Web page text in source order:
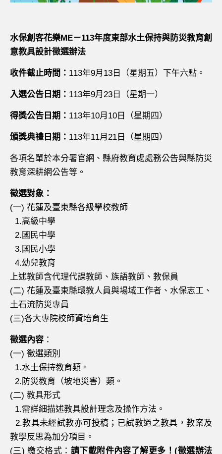
水保創客花樂ME－113年度東部水土保持與防災教育創
意教具設計徵選辦法
收件截止時間： 113年9月13日（星期五）下午六點。
入選公告日期： 113年9月23日（星期一）
得獎公告日期： 113年10月10日（星期四）
頒獎典禮日期： 113年11月21日（星期四）
各項名單於本分署官網、縣府教育處處務公告與縣防災
教育深耕網公告等。
徵選對象：
(一) 花蓮及臺東縣各級學校教師
1.高級中學
2.國民中學
3.國民小學
4.幼兒教育
上述教師含代理代課教師、族語教師、教保員
(二) 花蓮及臺東縣環教人員與場域工作者、水保志工、
土石流防災專員
(三)各大專院校師資培育生
徵選內容 ：
(一) 徵選類別
1.水土保持教育類。
2.防災教育（坡地災害）類。
(二) 教具形式
1.需詳細描述教具設計理念及操作方法。
2.教具未經試教亦可投稿；已試教過之教具，教案及
教學反思為加分項目。
(三) 繳交格式： 請下載附件內容了解更多！(徵選辦法